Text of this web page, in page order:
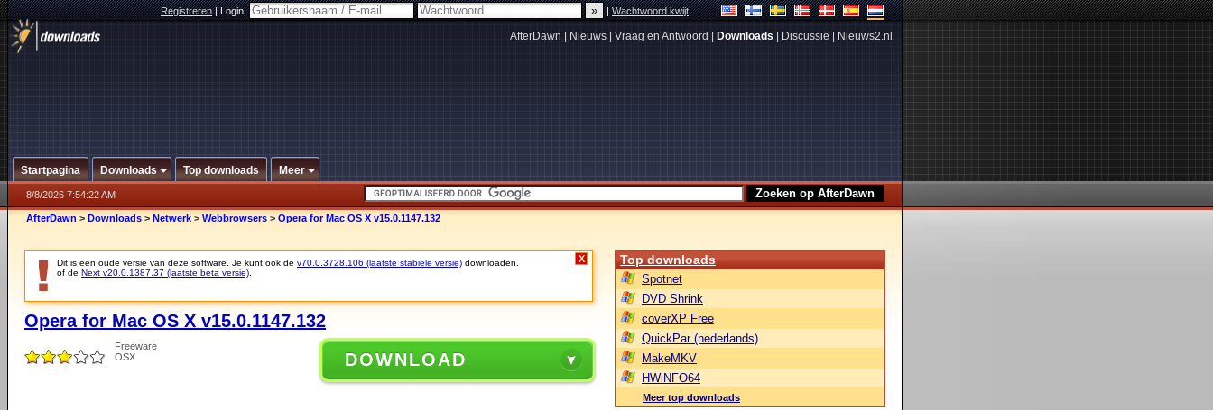
Registreren|Login: |Wachtwoord kwijt
AfterDawn Nieuws Vraag en Antwoord Downloads Discussie Nieuws2.nl
Startpagina Downloads Top downloads Meer
8/8/2026 7:54:22 AM
AfterDawn > Downloads > Netwerk > Webbrowsers > Opera for Mac OS X v15.0.1147.132
Dit is een oude versie van deze software. Je kunt ook de v70.0.3728.106 (laatste stabiele versie) downloaden.
of de Next v20.0.1387.37 (laatste beta versie)
X
Opera for Mac OS X v15.0.1147.132
Freeware
OSX
DOWNLOAD
Top downloads
Spotnet
DVD Shrink
coverXP Free
QuickPar (nederlands)
MakeMKV
HWiNFO64
Meer top downloads